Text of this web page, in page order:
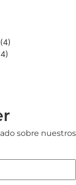
(4)
sobre nuestros